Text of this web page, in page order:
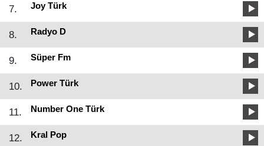
7. Joy Türk
8. Radyo D
9. Süper Fm
10. Power Türk
11. Number One Türk
12. Kral Pop